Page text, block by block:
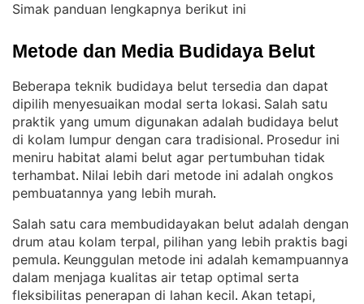
Simak panduan lengkapnya berikut ini
Metode dan Media Budidaya Belut
Beberapa teknik budidaya belut tersedia dan dapat
dipilih menyesuaikan modal serta lokasi. Salah satu
praktik yang umum digunakan adalah budidaya belut
di kolam lumpur dengan cara tradisional. Prosedur ini
meniru habitat alami belut agar pertumbuhan tidak
terhambat. Nilai lebih dari metode ini adalah ongkos
pembuatannya yang lebih murah.
Salah satu cara membudidayakan belut adalah dengan
drum atau kolam terpal, pilihan yang lebih praktis bagi
pemula. Keunggulan metode ini adalah kemampuannya
dalam menjaga kualitas air tetap optimal serta
fleksibilitas penerapan di lahan kecil. Akan tetapi,